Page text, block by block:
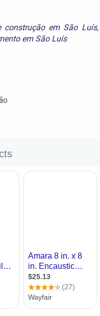
construção em São Luís,
em São Luís